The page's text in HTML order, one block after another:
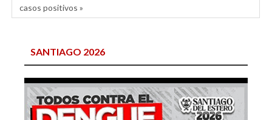
casos positivos »
SANTIAGO 2026